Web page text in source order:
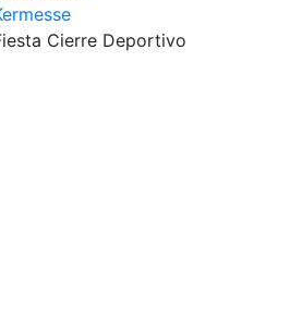
Cierre Deportivo